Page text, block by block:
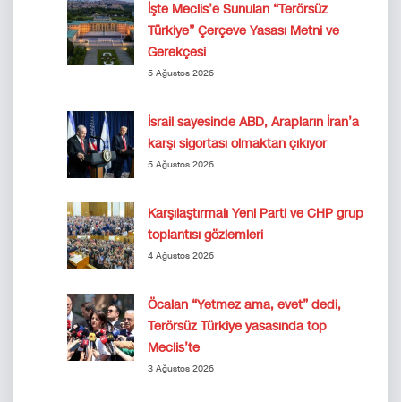
İşte Meclis’e Sunulan “Terörsüz
Türkiye” Çerçeve Yasası Metni ve
Gerekçesi
5 Ağustos 2026
İsrail sayesinde ABD, Arapların İran’a
karşı sigortası olmaktan çıkıyor
5 Ağustos 2026
Karşılaştırmalı Yeni Parti ve CHP grup
toplantısı gözlemleri
4 Ağustos 2026
Öcalan “Yetmez ama, evet” dedi,
Terörsüz Türkiye yasasında top
Meclis’te
3 Ağustos 2026